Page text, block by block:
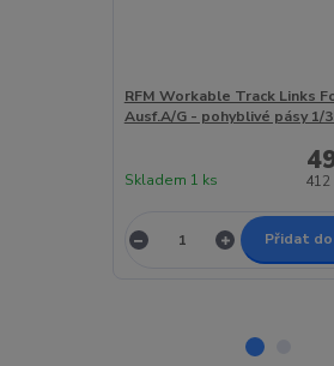
RFM Workable Track Links
Ausf.A/G - pohyblivé pásy 1/
412
Skladem 1 ks
Přidat